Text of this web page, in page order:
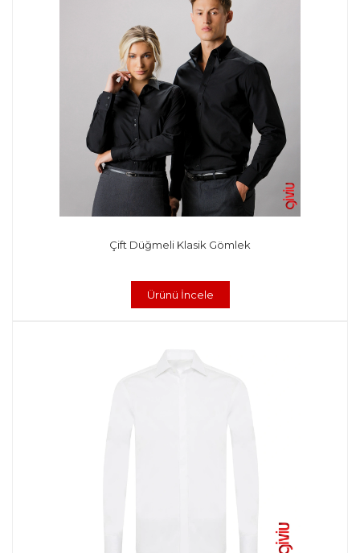
Çift Düğmeli Klasik Gömlek
Ürünü İncele